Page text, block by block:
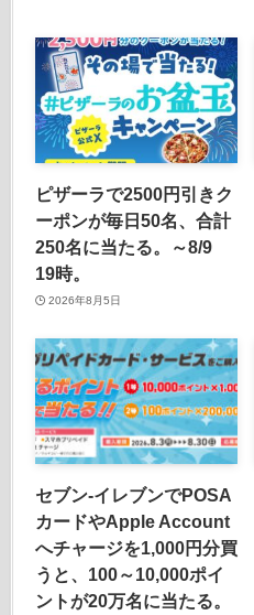
ピザーラで2500円引きク
ーポンが毎日50名、合計
250名に当たる。～8/9
19時。
2026年8月5日
セブン‐イレブンでPOSA
カードやApple Account
へチャージを1,000円分買
うと、100～10,000ポイ
ントが20万名に当たる。